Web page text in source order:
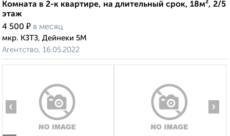
Комната в 2-к квартире, на длительный срок, 18м², 2/5
этаж
4 500 ₽ в месяц
мкр. КЗТЗ, Дейнеки 5М
Агентство, 16.05.2022
‹ ›